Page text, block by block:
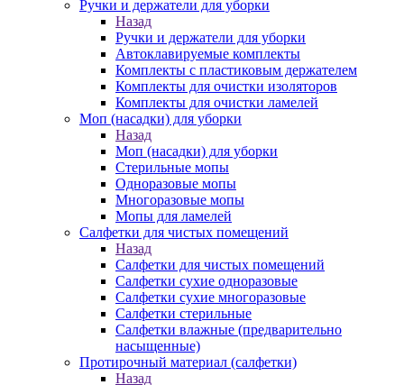
Ручки и держатели для уборки
Назад
Ручки и держатели для уборки
Автоклавируемые комплекты
Комплекты с пластиковым держателем
Комплекты для очистки изоляторов
Комплекты для очистки ламелей
Моп (насадки) для уборки
Назад
Моп (насадки) для уборки
Стерильные мопы
Одноразовые мопы
Многоразовые мопы
Мопы для ламелей
Салфетки для чистых помещений
Назад
Салфетки для чистых помещений
Салфетки сухие одноразовые
Салфетки сухие многоразовые
Салфетки стерильные
Салфетки влажные (предварительно
насыщенные)
Протирочный материал (салфетки)
Назад